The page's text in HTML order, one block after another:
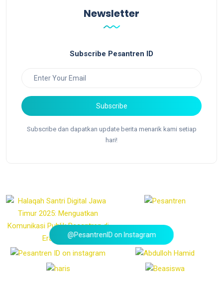
Newsletter
Subscribe Pesantren ID
Subscribe
Subscribe dan dapatkan update berita menarik kami setiap
hari!
@PesantrenID on Instagram